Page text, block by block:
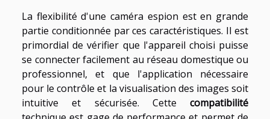
La flexibilité d'une caméra espion est en grande
partie conditionnée par ces caractéristiques. Il est
primordial de vérifier que l'appareil choisi puisse
se connecter facilement au réseau domestique ou
professionnel, et que l'application nécessaire
pour le contrôle et la visualisation des images soit
intuitive et sécurisée. Cette compatibilité